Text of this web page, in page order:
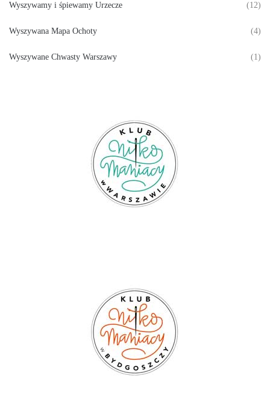
Wyszywamy i śpiewamy Urzecze (12)
Wyszywana Mapa Ochoty (4)
Wyszywane Chwasty Warszawy (1)